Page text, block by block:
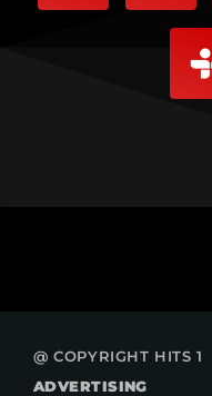
@ COPYRIGHT HITS 1
ADVERTISING